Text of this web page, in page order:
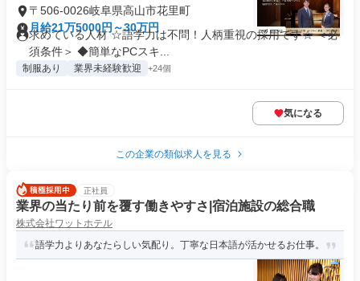
〒506-0026岐阜県高山市花里町
月給21万5000円～30万円
求めている人材 ☆語学力は不問！人柄重視の採用です☆ ＜必
須条件＞ ◆簡単なPCスキ...
制服あり 業界未経験歓迎 +24個
気になる
この企業の類似求人を見る
正社員
業界の当たり前を覆す働きやすさ|宿泊施設の総合職
株式会社ワットホテル
語学力よりあなたらしい気配り。丁寧な日本語が活かせるお仕事。